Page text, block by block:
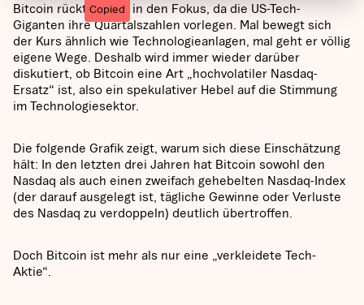
Bitcoin rückt wieder in den Fokus, da die US-Tech-
Giganten ihre Quartalszahlen vorlegen. Mal bewegt sich
der Kurs ähnlich wie Technologieanlagen, mal geht er völlig
eigene Wege. Deshalb wird immer wieder darüber
diskutiert, ob Bitcoin eine Art „hochvolatiler Nasdaq-
Ersatz“ ist, also ein spekulativer Hebel auf die Stimmung
im Technologiesektor.
Die folgende Grafik zeigt, warum sich diese Einschätzung
hält: In den letzten drei Jahren hat Bitcoin sowohl den
Nasdaq als auch einen zweifach gehebelten Nasdaq-Index
(der darauf ausgelegt ist, tägliche Gewinne oder Verluste
des Nasdaq zu verdoppeln) deutlich übertroffen.
Doch Bitcoin ist mehr als nur eine „verkleidete Tech-
Aktie“.
Copied